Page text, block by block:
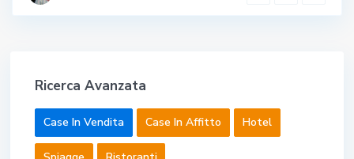
Ricerca Avanzata
Case In Vendita Case In Affitto Hotel